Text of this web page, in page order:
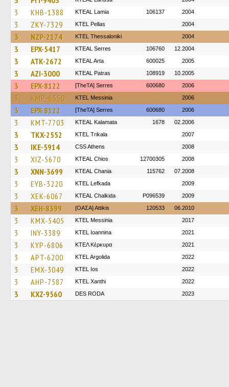
3 KHB-1388 KTEAL Lamia 106137 2004
3 ZKY-7329 KTEL Pellas 2004
3 NZP-2174 KTEL Thessaloniki 2004
3 EPX-5417 KTEAL Serres 106760 12.2004
3 ATK-2672 KTEAL Arta 600025 2005
3 AZI-3000 KTEAL Patras 108919 10.2005
3 EPX-8122 [TheTA] Serres 600680 2006
3 KMP-6550 KTEL Messinia 2006
3 EPX-8122 [TheTA] Serres 600680 2006
3 KMT-7703 KTEAL Kalamata 1678 02.2006
3 TKX-2552 ΚΤΕL Τrikala 2007
3 IKE-5914 CSS Athens 2008
3 XIZ-5670 KTEAL Chios 12700305 2008
3 XNN-3699 KTEAL Chania 115762 07.2008
3 EYB-3220 KTEL Lefkada 2009
3 XEK-6067 KTEAL Chalkida P096539 2009
3 XEH-8399 [ΟΑΣΑ] Αttikis 120533 06.2010
3 KMX-5405 KTEL Messinia 2017
3 INY-3389 KTEL Ioannina 2021
3 KYP-6806 ΚΤΕΛ Κέρκυρα 2021
3 APT-6200 KTEL Argolida 2022
3 EMX-3049 KTEL Ios 2022
3 AHP-7587 KTEL Xanthi 2022
3 KXZ-9560 DES RODA 2023